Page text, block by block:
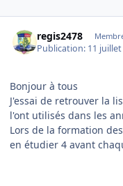
regis2478
Publication: 11
Bonjour à tous
J'essai de retrouver la
l'ont utilisés dans les
Lors de la formation
en étudier 4 avant